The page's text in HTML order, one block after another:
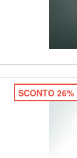
SCONTO 26%